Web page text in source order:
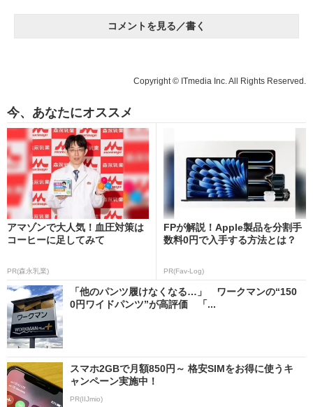
コメントを見る／書く
Copyright © ITmedia Inc. All Rights Reserved.
今、あなたにオススメ
アマゾンで大人気！血圧対策は
コーヒーに足してみて
PR(森永乳業)
FPが解説！Apple製品を分割手
数料0円で入手する方法とは？
PR(Fav-Log)
「他のパンツ履けなくなる…」 ワークマンの“150
0円ワイドパンツ”が高評価 「...
スマホ2GBで月額850円～ 格安SIMをお得に使うキ
ャンペーン実施中！
PR(IIJmio)